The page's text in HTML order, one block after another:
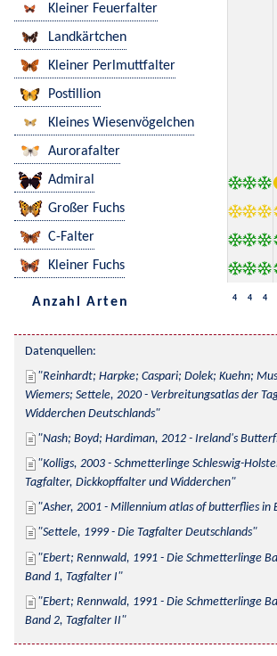
Kleiner Feuerfalter
Landkärtchen
Kleiner Perlmuttfalter
Postillion
Kleines Wiesenvögelchen
Aurorafalter
Admiral
Großer Fuchs
C-Falter
Kleiner Fuchs
Anzahl Arten 4 4 4
Datenquellen:
Reinhardt; Harpke; Caspari; Dolek; Kuehn;
Wiemers; Settele, 2020 - Verbreitungsatlas der
Widderchen Deutschlands
Nash; Boyd; Hardiman, 2012 - Ireland's
Kolligs, 2003 - Schmetterlinge Schleswig-
Tagfalter, Dickkopffalter und Widderchen
Asher, 2001 - Millennium atlas of butterflies in
Settele, 1999 - Die Tagfalter Deutschlands
Ebert; Rennwald, 1991 - Die Schmetterlinge
Band 1, Tagfalter I
Ebert; Rennwald, 1991 - Die Schmetterlinge
Band 2, Tagfalter II